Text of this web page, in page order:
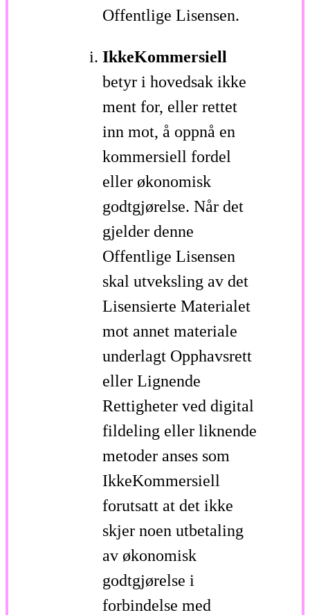
Offentlige Lisensen.
IkkeKommersiell
betyr i hovedsak ikke
ment for, eller rettet
inn mot, å oppnå en
kommersiell fordel
eller økonomisk
godtgjørelse. Når det
gjelder denne
Offentlige Lisensen
skal utveksling av det
Lisensierte Materialet
mot annet materiale
underlagt Opphavsrett
eller Lignende
Rettigheter ved digital
fildeling eller liknende
metoder anses som
IkkeKommersiell
forutsatt at det ikke
skjer noen utbetaling
av økonomisk
godtgjørelse i
forbindelse med